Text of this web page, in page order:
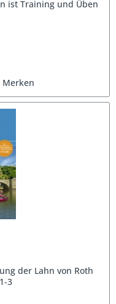
ist Training und Üben
Merken
der Lahn von Roth
3